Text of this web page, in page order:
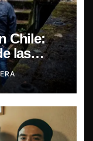
Chile:
las